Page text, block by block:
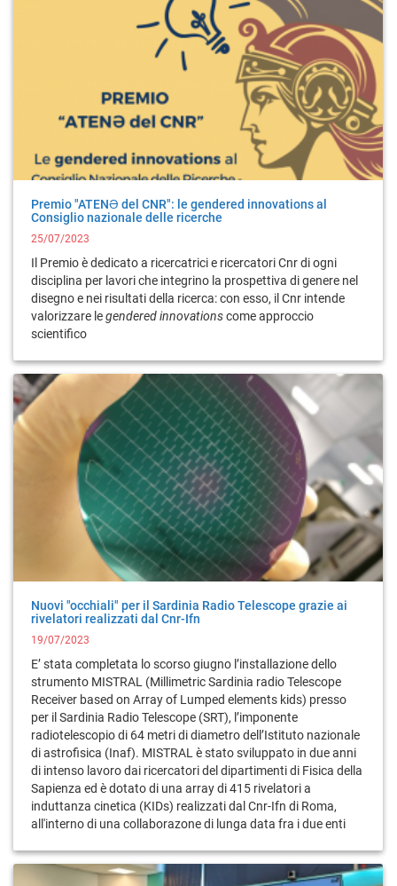
Premio "ATENƏ del CNR": le gendered innovations al
Consiglio nazionale delle ricerche
25/07/2023
Il Premio è dedicato a ricercatrici e ricercatori Cnr di ogni
disciplina per lavori che integrino la prospettiva di genere nel
disegno e nei risultati della ricerca: con esso, il Cnr intende
valorizzare legendered innovationscome approccio
scientifico
Nuovi "occhiali" per il Sardinia Radio Telescope grazie ai
rivelatori realizzati dal Cnr-Ifn
19/07/2023
E’ stata completata lo scorso giugno l’installazione dello
strumento MISTRAL (Millimetric Sardinia radio Telescope
Receiver based on Array of Lumped elements kids) presso
per il Sardinia Radio Telescope (SRT), l’imponente
radiotelescopio di 64 metri di diametro dell’Istituto nazionale
di astrofisica (Inaf). MISTRAL è stato sviluppato in due anni
di intenso lavoro dai ricercatori del dipartimenti di Fisica della
Sapienza ed è dotato di una array di 415 rivelatori a
induttanza cinetica (KIDs) realizzati dal Cnr-Ifn di Roma,
all'interno di una collaborazone di lunga data fra i due enti